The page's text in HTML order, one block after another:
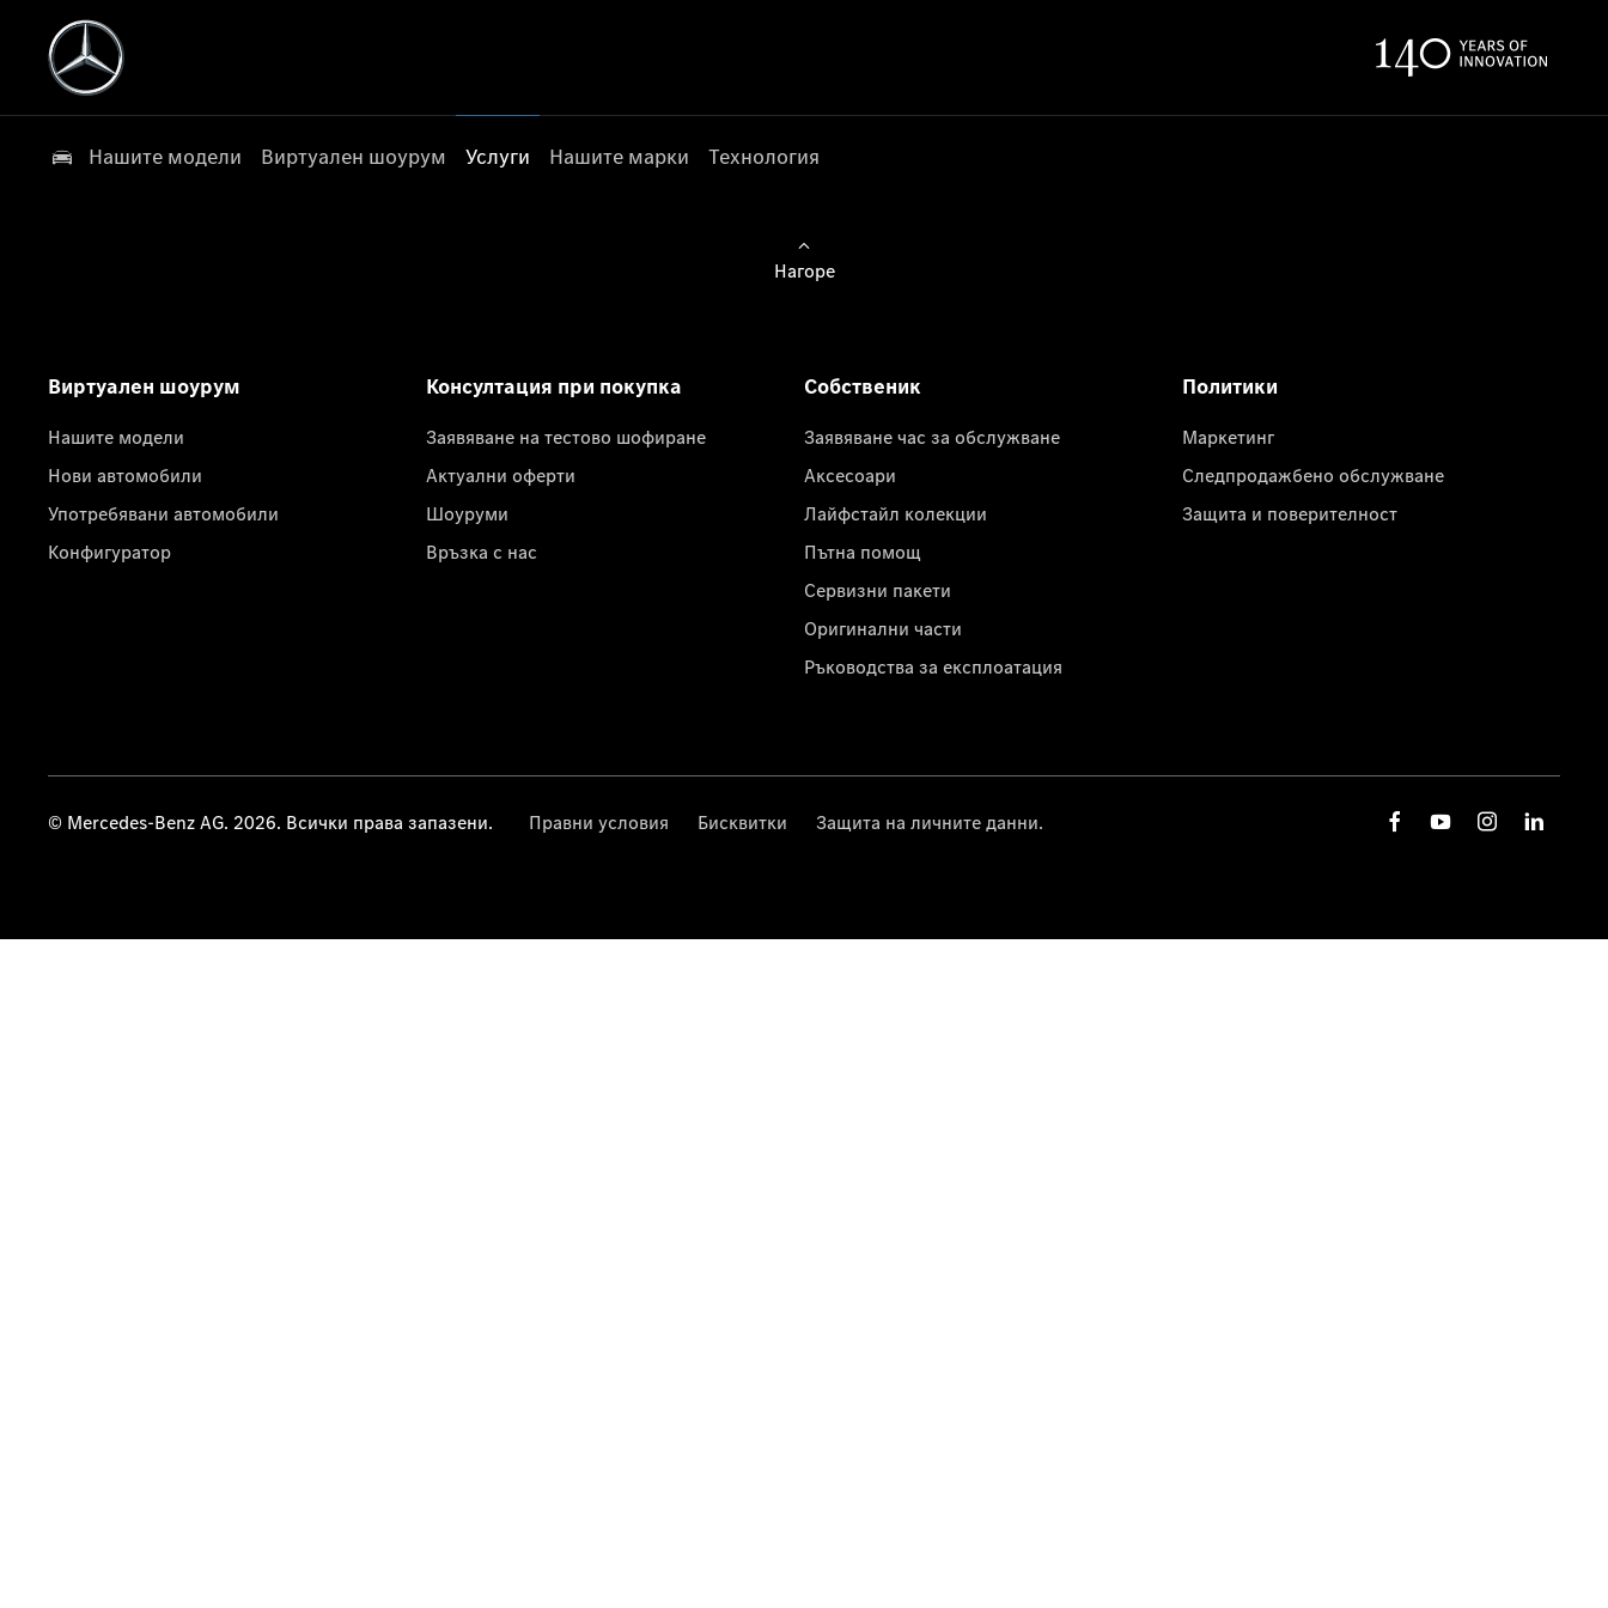
Нашите модели Виртуален шоурум Услуги Нашите марки Технология
Нагоре
Виртуален шоурум
Нашите модели
Нови автомобили
Употребявани автомобили
Конфигуратор
Консултация при покупка
Заявяване на тестово шофиране
Актуални оферти
Шоуруми
Връзка с нас
Собственик
Заявяване час за обслужване
Аксесоари
Лайфстайл колекции
Пътна помощ
Сервизни пакети
Оригинални части
Ръководства за експлоатация
Политики
Маркетинг
Следпродажбено обслужване
Защита и поверителност
© Mercedes-Benz AG. 2026. Всички права запазени. Правни условия Бисквитки Защита на личните данни.